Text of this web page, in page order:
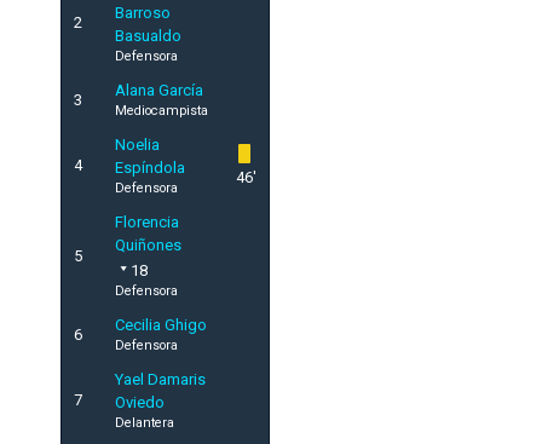
2
Barroso
Basualdo
Defensora
3
Alana García
Mediocampista
4
Noelia
Espíndola
Defensora
46'
5
Florencia
Quiñones
18
Defensora
6
Cecilia Ghigo
Defensora
7
Yael Damaris
Oviedo
Delantera